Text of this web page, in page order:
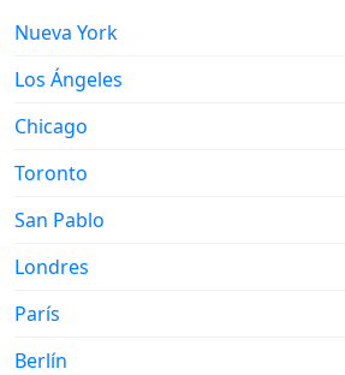
Nueva York
Los Ángeles
Chicago
Toronto
San Pablo
Londres
París
Berlín